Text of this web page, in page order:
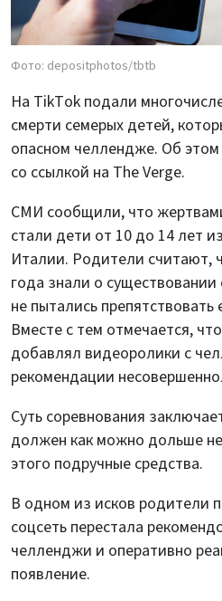
Фото: depositphotos/tbtb
На TikTok подали
смерти семерых детей,
опасном челлендже. Об
со ссылкой на The Verge.
СМИ сообщили, что
стали дети от 10 до 14 лет
Италии. Родители считают,
года знали о существовании
не пытались
Вместе с тем отмечается,
добавлял видеоролики с
рекомендации
Суть соревнования
должен как можно дольше
этого подручные средства.
В одном из исков родители
соцсеть перестала
челленджи и оперативно
появление.